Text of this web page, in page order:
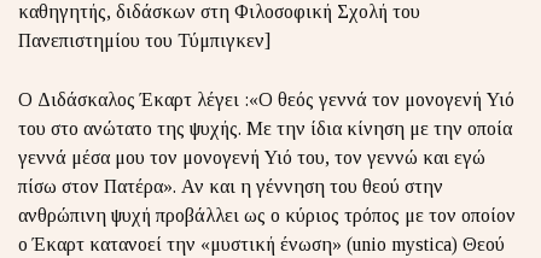
καθηγητής, διδάσκων στη Φιλοσοφική Σχολή του
Πανεπιστημίου του Τύμπιγκεν]
Ο Διδάσκαλος Έκαρτ λέγει :«Ο θεός γεννά τον μονογενή Υιό
του στο ανώτατο της ψυχής. Με την ίδια κίνηση με την οποία
γεννά μέσα μου τον μονογενή Υιό του, τον γεννώ και εγώ
πίσω στον Πατέρα». Αν και η γέννηση του θεού στην
ανθρώπινη ψυχή προβάλλει ως ο κύριος τρόπος με τον οποίον
ο Έκαρτ κατανοεί την «μυστική ένωση» (unio mystica) Θεού